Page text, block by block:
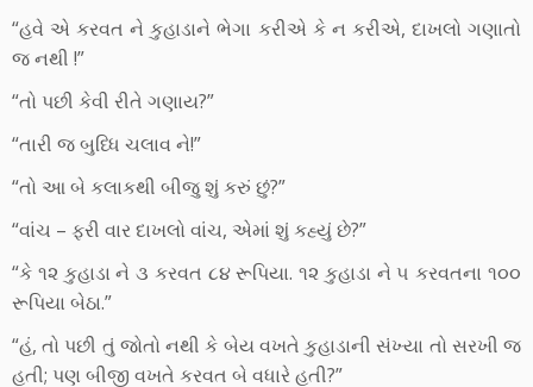
“હવે એ કરવત ને કુહાડાને ભેગા કરીએ કે ન કરીએ, દાખલો ગણાતો
જ નથી !”
“તો પછી કેવી રીતે ગણાય?”
“તારી જ બુધ્ધિ ચલાવ ને!”
“તો આ બે કલાકથી બીજુ શું કરું છું?”
“વાંચ – ફરી વાર દાખલો વાંચ, એમાં શું કહ્યું છે?”
“કે ૧૨ કુહાડા ને ૩ કરવત ૮૪ રૂપિયા. ૧૨ કુહાડા ને ૫ કરવતના ૧૦૦
રૂપિયા બેઠા.”
“હં, તો પછી તું જોતો નથી કે બેય વખતે કુહાડાની સંખ્યા તો સરખી જ
હતી; પણ બીજી વખતે કરવત બે વધારે હતી?”